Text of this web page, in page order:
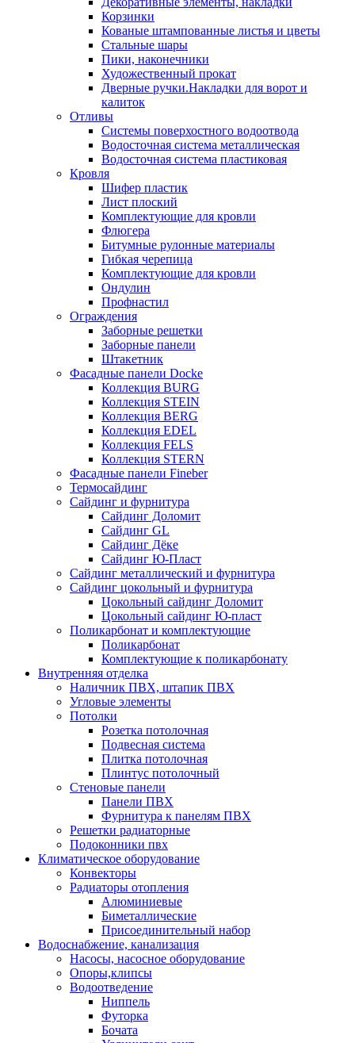
Корзинки
Кованые штампованные листья и цветы
Стальные шары
Пики, наконечники
Художественный прокат
Дверные ручки.Накладки для ворот и
калиток
Отливы
Системы поверхостного водоотвода
Водосточная система металлическая
Водосточная система пластиковая
Кровля
Шифер пластик
Лист плоский
Комплектующие для кровли
Флюгера
Битумные рулонные материалы
Гибкая черепица
Комплектующие для кровли
Ондулин
Профнастил
Ограждения
Заборные решетки
Заборные панели
Штакетник
Фасадные панели Docke
Коллекция BURG
Коллекция STEIN
Коллекция BERG
Коллекция EDEL
Коллекция FELS
Коллекция STERN
Фасадные панели Fineber
Термосайдинг
Сайдинг и фурнитура
Сайдинг Доломит
Сайдинг GL
Сайдинг Дёке
Сайдинг Ю-Пласт
Сайдинг металлический и фурнитура
Сайдинг цокольный и фурнитура
Цокольный сайдинг Доломит
Цокольный сайдинг Ю-пласт
Поликарбонат и комплектующие
Поликарбонат
Комплектующие к поликарбонату
Внутренняя отделка
Наличник ПВХ, штапик ПВХ
Угловые элементы
Потолки
Розетка потолочная
Подвесная система
Плитка потолочная
Плинтус потолочный
Стеновые панели
Панели ПВХ
Фурнитура к панелям ПВХ
Решетки радиаторные
Подоконники пвх
Климатическое оборудование
Конвекторы
Радиаторы отопления
Алюминиевые
Биметаллические
Присоединительный набор
Водоснабжение, канализация
Насосы, насосное оборудование
Опоры,клипсы
Водоотведение
Ниппель
Футорка
Бочата